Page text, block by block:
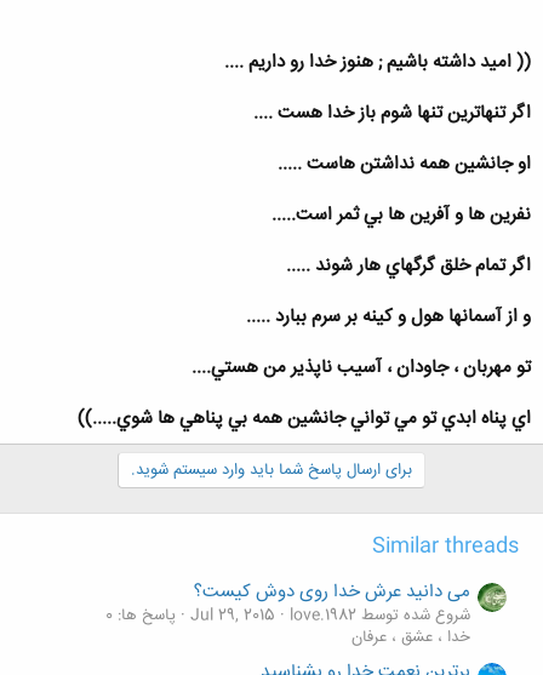
(( اميد داشته باشيم ; هنوز خدا رو داريم ....
اگر تنهاترين تنها شوم باز خدا هست ....
او جانشين همه نداشتن هاست .....
نفرين ها و آفرين ها بي ثمر است.....
اگر تمام خلق گرگهاي هار شوند .....
و از آسمانها هول و كينه بر سرم ببارد .....
تو مهربان ، جاودان ، آسيب ناپذير من هستي....
اي پناه ابدي تو مي تواني جانشين همه بي پناهي ها شوي.....))
برای ارسال پاسخ شما باید وارد سیستم شوید.
Similar threads
می دانید عرش خدا روی دوش کیست؟
شروع شده توسط love.1982 Jul 29, 2015 پاسخ ها: 0
خدا ، عشق ، عرفان